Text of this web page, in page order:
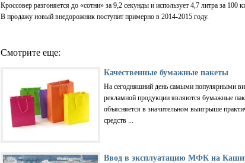
Кроссовер разгоняется до «сотни» за 9,2 секунды и использует 4,7 литра за 100
В продажу новый внедорожник поступит примерно в 2014-2015 году.
Смотрите еще:
Качественные бумажные пакеты
На сегодняшний день самыми популярными
рекламной продукции являются бумажные
объясняется в значительном выигрыше
средств ...
Ввод в эксплуатацию МФК на